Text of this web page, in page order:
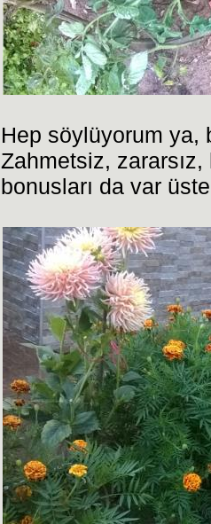
Hep söylüyorum ya,
Zahmetsiz,
bonusları da var